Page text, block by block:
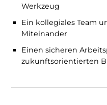
Werkzeug
Ein kollegiales Team
Miteinander
Einen sicheren
zukunftsorientierten